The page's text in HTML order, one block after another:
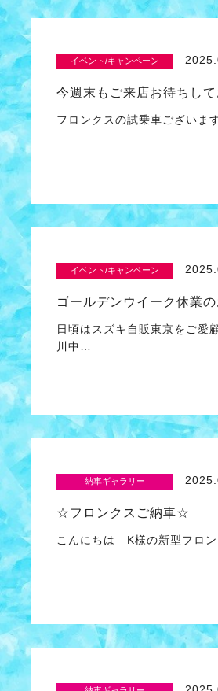
イベント/キャンペーン
今週末もご来店お待ちし
フロンクスの試乗車ございま
イベント/キャンペーン
ゴールデンウイーク休業
日頃はスズキ自販東京をご愛
川中…
納車ギャラリー
☆フロンクスご納車☆
こんにちは K様の新型フロ